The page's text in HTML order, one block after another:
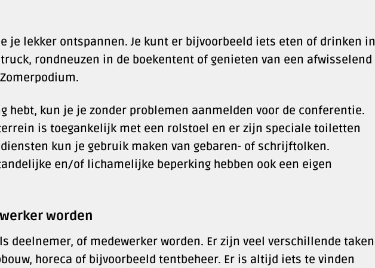
je lekker ontspannen. Je kunt er bijvoorbeeld iets eten of drinken in
rondneuzen in de boekentent of genieten van een afwisselend
hebt, kun je je zonder problemen aanmelden voor de conferentie.
is toegankelijk met een rolstoel en er zijn speciale toiletten
kun je gebruik maken van gebaren- of schrijftolken.
en/of lichamelijke beperking hebben ook een eigen
worden
deelnemer, of medewerker worden. Er zijn veel verschillende taken
horeca of bijvoorbeeld tentbeheer. Er is altijd iets te vinden